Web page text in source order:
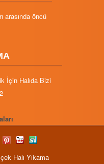
arasında öncü
İçin Halıda Bizi
Halı Yıkama